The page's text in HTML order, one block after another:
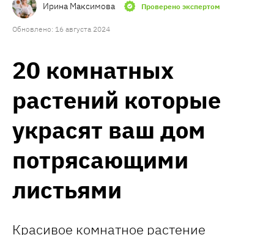
Ирина Максимова Проверено экспертом
Обновлено: 16 августа 2024
20 комнатных
растений которые
украсят ваш дом
потрясающими
листьями
Красивое комнатное растение